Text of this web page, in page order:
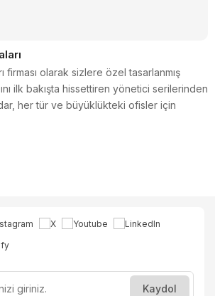
firması olarak sizlere özel tasarlanmış
ilk bakışta hissettiren yönetici serilerinden
her tür ve büyüklükteki ofisler için
ve estetik çözümler sunuyoruz.